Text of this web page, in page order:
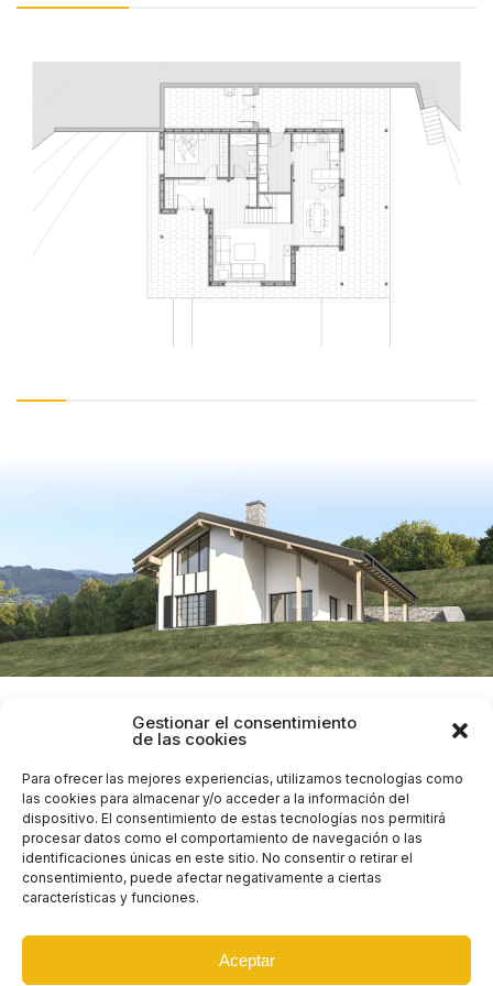
Gestionar el consentimiento
de las cookies
Para ofrecer las mejores experiencias, utilizamos tecnologías como
las cookies para almacenar y/o acceder a la información del
dispositivo. El consentimiento de estas tecnologías nos permitirá
procesar datos como el comportamiento de navegación o las
identificaciones únicas en este sitio. No consentir o retirar el
consentimiento, puede afectar negativamente a ciertas
características y funciones.
Aceptar
Gimnasio en Muxika Oficina de turismo de Lekeitio
info@engu.es
Ollarretxe 23, 2º Dpto. 1
48991 Getxo, Bizkaia
e z i n a e k i n e z e r a i